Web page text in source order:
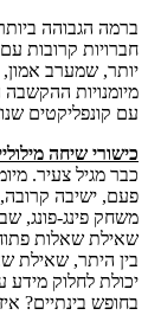
ברמה הגבוהה
חברויות קרובות
יותר, שמערב
מיומנויות
עם קונפליקטים
כישורי שיחה
כבר מגיל צעיר.
פעם, ישיבה
משחק פינג-פונג,
שאילת שאלות
בין היתר, שאילת
יכולת לחלוק
בחופש בינתיים?